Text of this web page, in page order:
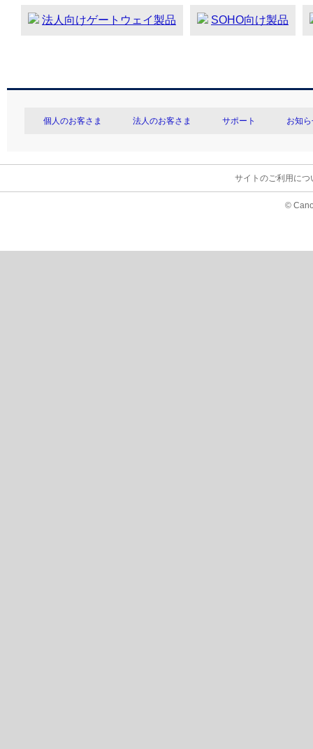
法人向けゲートウェイ製品 SOHO向け製品
個人のお客さま 法人のお客さま サポート お知
サイトのご利用につ
©